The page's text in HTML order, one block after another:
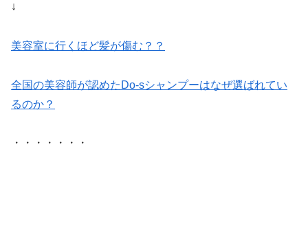
↓
美容室に行くほど髪が傷む？？
全国の美容師が認めたDo-sシャンプーはなぜ選ばれてい
るのか？
・・・・・・・